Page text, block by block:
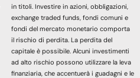
in titoli. Investire in azioni, obbligazioni,
exchange traded funds, fondi comuni e
fondi del mercato monetario comporta
il rischio di perdita. La perdita del
capitale è possibile. Alcuni investimenti
ad alto rischio possono utilizzare la leva
finanziaria, che accentuerà i guadagni e le